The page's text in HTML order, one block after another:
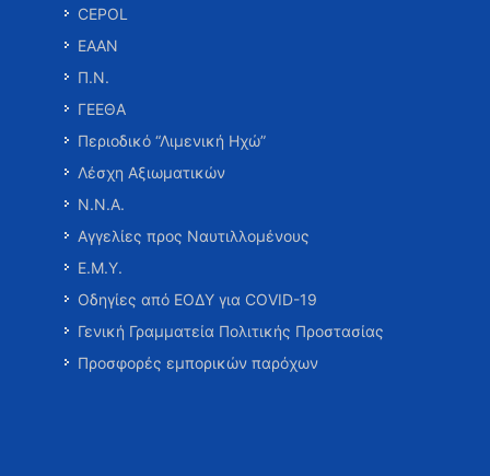
CEPOL
ΕΑΑΝ
Π.Ν.
ΓΕΕΘΑ
Περιοδικό “Λιμενική Ηχώ”
Λέσχη Αξιωματικών
Ν.Ν.Α.
Αγγελίες προς Ναυτιλλομένους
Ε.Μ.Υ.
Οδηγίες από ΕΟΔΥ για COVID-19
Γενική Γραμματεία Πολιτικής Προστασίας
Προσφορές εμπορικών παρόχων